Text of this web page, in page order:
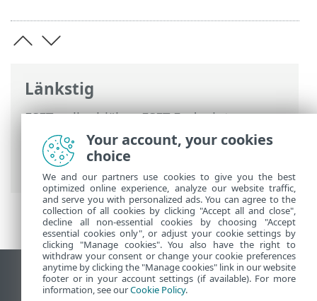
Länkstig
ESET onlinehjälp>ESET Endpoint
Antivirus
>Avancerade inställningar>
Skydd> Enhetskontroll
>
Regelredigerare för enhetskontroll
Visa skrivbords-webbplats
End of Life
Your account, your cookies
choice
We and our partners use cookies to give you the best
optimized online experience, analyze our website traffic,
and serve you with personalized ads. You can agree to the
collection of all cookies by clicking "Accept all and close",
decline all non-essential cookies by choosing "Accept
essential cookies only", or adjust your cookie settings by
clicking "Manage cookies". You also have the right to
withdraw your consent or change your cookie preferences
anytime by clicking the "Manage cookies" link in our website
footer or in your account settings (if available). For more
information, see ourCookie Policy.